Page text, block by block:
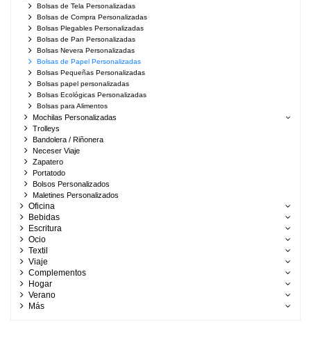
Bolsas de Tela Personalizadas
Bolsas de Compra Personalizadas
Bolsas Plegables Personalizadas
Bolsas de Pan Personalizadas
Bolsas Nevera Personalizadas
Bolsas de Papel Personalizadas
Bolsas Pequeñas Personalizadas
Bolsas papel personalizadas
Bolsas Ecológicas Personalizadas
Bolsas para Alimentos
Mochilas Personalizadas
Trolleys
Bandolera / Riñonera
Neceser Viaje
Zapatero
Portatodo
Bolsos Personalizados
Maletines Personalizados
Oficina
Bebidas
Escritura
Ocio
Textil
Viaje
Complementos
Hogar
Verano
Más